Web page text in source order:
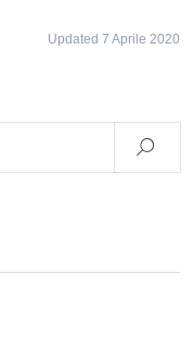
Updated 7 Aprile 2020